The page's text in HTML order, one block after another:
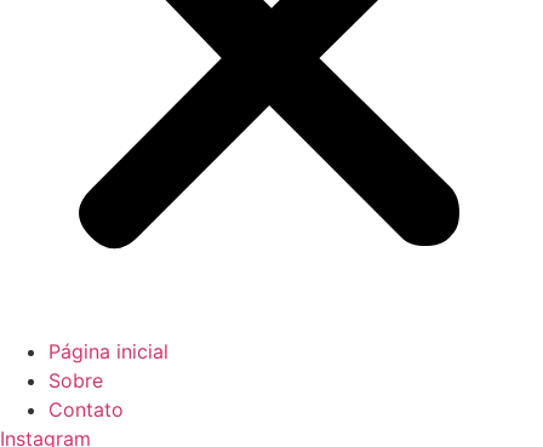
Página inicial
Sobre
Contato
Instagram